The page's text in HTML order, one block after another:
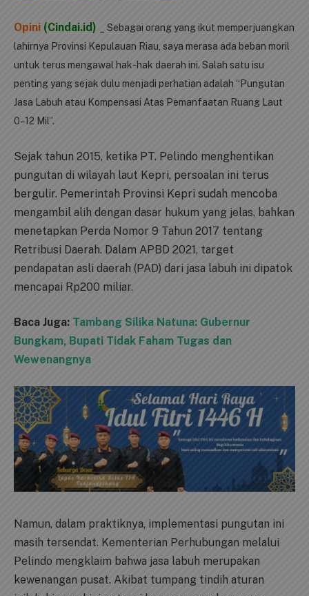
Opini (Cindai.id)
_ Sebagai orang yang ikut memperjuangkan
lahirnya Provinsi Kepulauan Riau, saya merasa ada beban moril
untuk terus mengawal hak-hak daerah ini. Salah satu isu
penting yang sejak dulu menjadi perhatian adalah “Pungutan
Jasa Labuh atau Kompensasi Atas Pemanfaatan Ruang Laut
0–12 Mil”.
Sejak tahun 2015, ketika PT. Pelindo menghentikan
pungutan di wilayah laut Kepri, persoalan ini terus
bergulir. Pemerintah Provinsi Kepri sudah mencoba
mengambil alih dengan dasar hukum yang jelas, bahkan
menetapkan Perda Nomor 9 Tahun 2017 tentang
Retribusi Daerah. Dalam APBD 2021, target
pendapatan asli daerah (PAD) dari jasa labuh ini dipatok
mencapai Rp200 miliar.
Baca Juga: Tambang Silika Natuna: Gubernur
Bungkam, Bupati Tidak Faham Tugas dan
Wewenangnya
Namun, dalam praktiknya, implementasi pungutan ini
masih tersendat. Kementerian Perhubungan melalui
Pelindo mengklaim bahwa jasa labuh merupakan
kewenangan pusat. Akibat tumpang tindih aturan